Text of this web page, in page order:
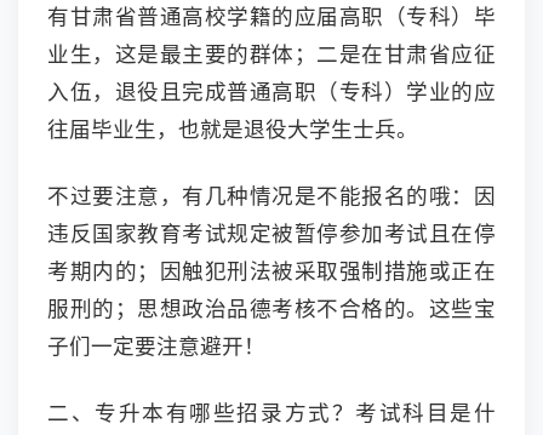
有甘肃省普通高校学籍的应届高职（专科）毕
业生，这是最主要的群体；二是在甘肃省应征
入伍，退役且完成普通高职（专科）学业的应
往届毕业生，也就是退役大学生士兵。
不过要注意，有几种情况是不能报名的哦：因
违反国家教育考试规定被暂停参加考试且在停
考期内的；因触犯刑法被采取强制措施或正在
服刑的；思想政治品德考核不合格的。这些宝
子们一定要注意避开！
二、专升本有哪些招录方式？考试科目是什